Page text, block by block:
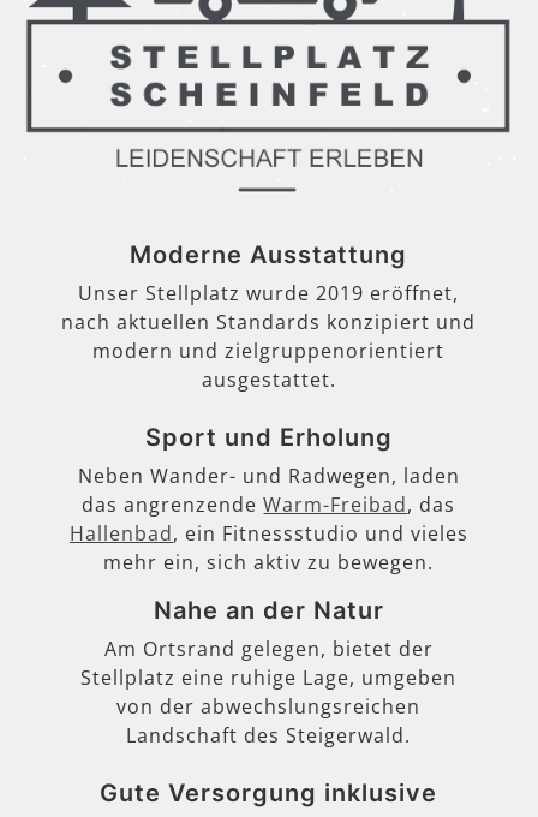
Moderne Ausstattung
Unser Stellplatz wurde 2019 eröffnet,
nach aktuellen Standards konzipiert und
modern und zielgruppenorientiert
ausgestattet.
Sport und Erholung
Neben Wander- und Radwegen, laden
das angrenzendeWarm-Freibad, das
Hallenbad, ein Fitnessstudio und vieles
mehr ein, sich aktiv zu bewegen.
Nahe an der Natur
Am Ortsrand gelegen, bietet der
Stellplatz eine ruhige Lage, umgeben
von der abwechslungsreichen
Landschaft des Steigerwald.
Gute Versorgung inklusive